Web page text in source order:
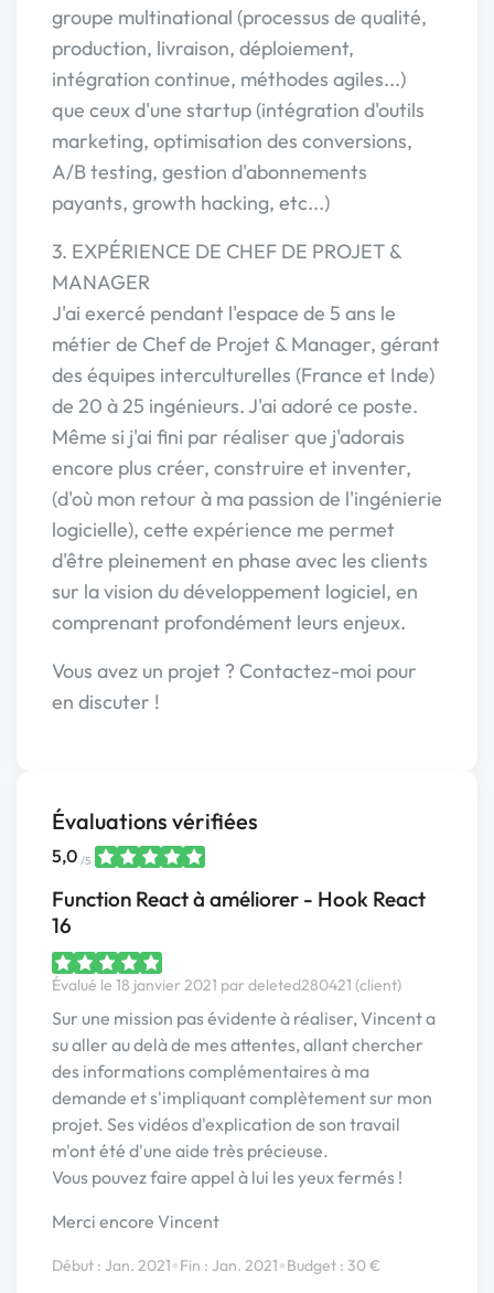
groupe multinational (processus de qualité,
production, livraison, déploiement,
intégration continue, méthodes agiles...)
que ceux d'une startup (intégration d'outils
marketing, optimisation des conversions,
A/B testing, gestion d'abonnements
payants, growth hacking, etc...)
3. EXPÉRIENCE DE CHEF DE PROJET &
MANAGER
J'ai exercé pendant l'espace de 5 ans le
métier de Chef de Projet & Manager, gérant
des équipes interculturelles (France et Inde)
de 20 à 25 ingénieurs. J'ai adoré ce poste.
Même si j'ai fini par réaliser que j'adorais
encore plus créer, construire et inventer,
(d'où mon retour à ma passion de l'ingénierie
logicielle), cette expérience me permet
d'être pleinement en phase avec les clients
sur la vision du développement logiciel, en
comprenant profondément leurs enjeux.
Vous avez un projet ? Contactez-moi pour
en discuter !
Évaluations vérifiées
5,0 /5
Function React à améliorer - Hook React
16
Évalué le 18 janvier 2021 par deleted280421 (client)
Sur une mission pas évidente à réaliser, Vincent a
su aller au delà de mes attentes, allant chercher
des informations complémentaires à ma
demande et s'impliquant complètement sur mon
projet. Ses vidéos d'explication de son travail
m'ont été d'une aide très précieuse.
Vous pouvez faire appel à lui les yeux fermés !
Merci encore Vincent
Début : Jan. 2021•Fin : Jan. 2021•Budget : 30 €